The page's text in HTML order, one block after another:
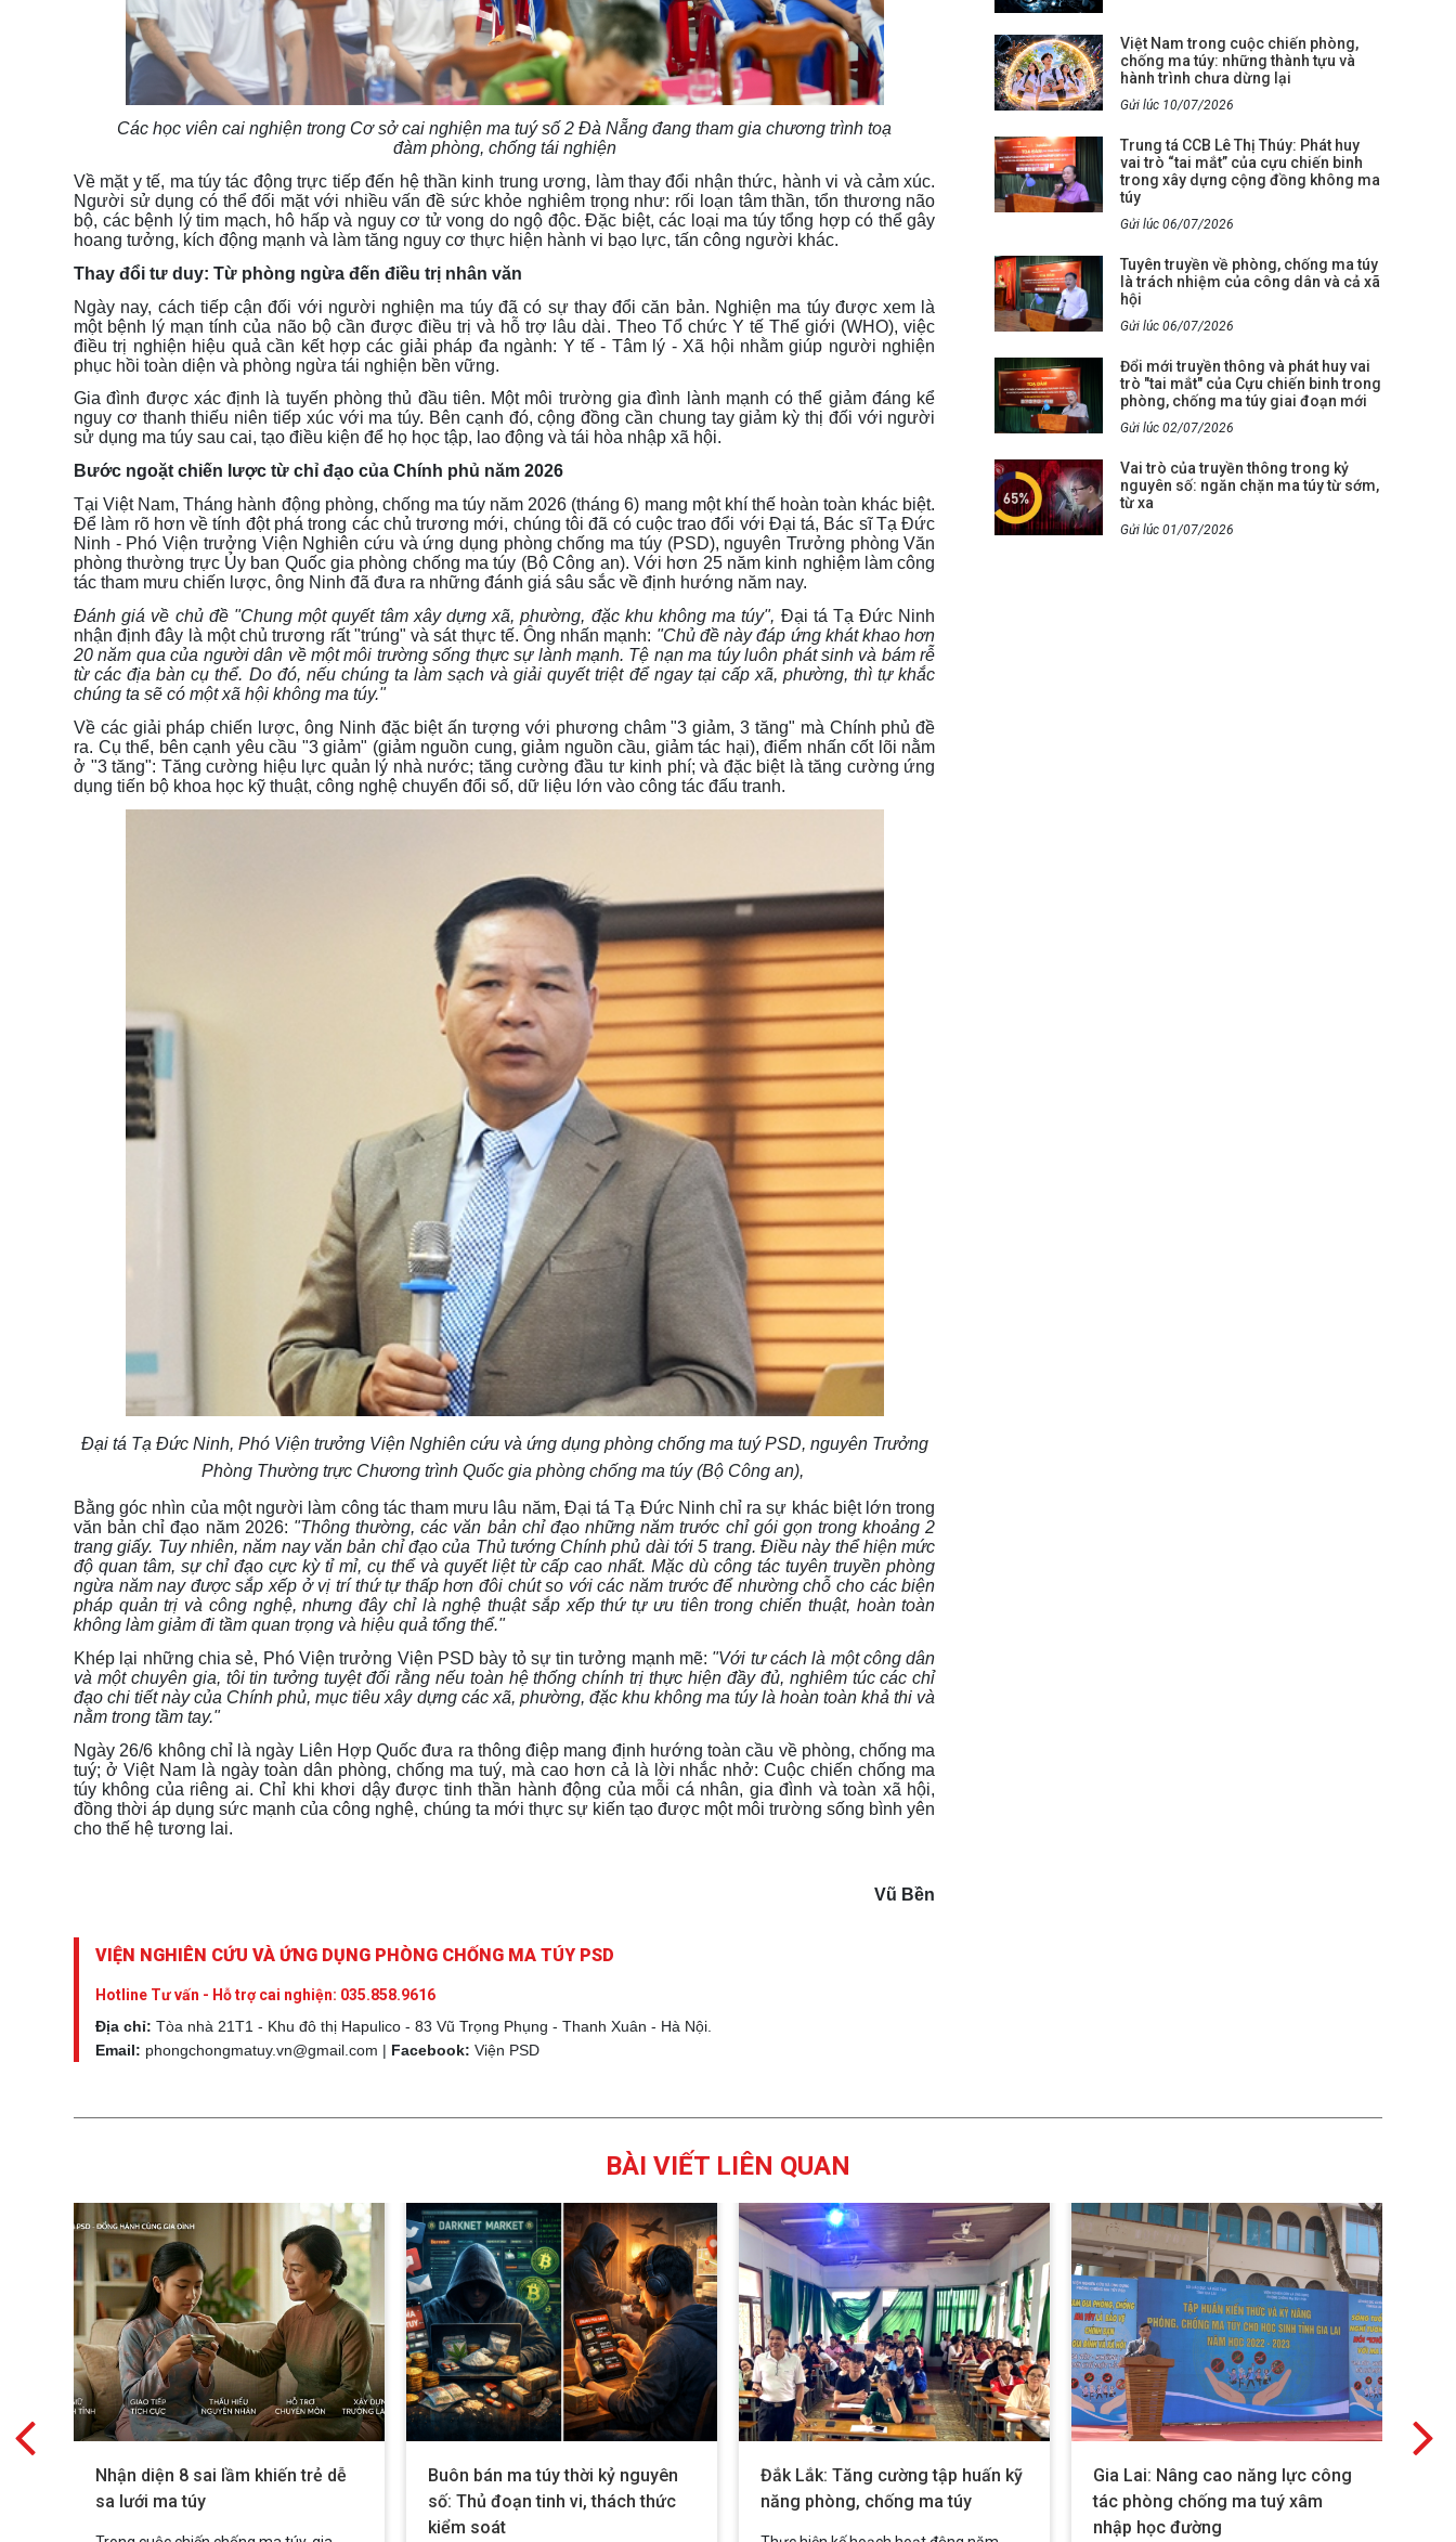
Các học viên cai nghiện trong Cơ sở cai nghiện ma tuý số 2 Đà Nẵng đang tham gia chương trình toạ
đàm phòng, chống tái nghiện
Về mặt y tế, ma túy tác động trực tiếp đến hệ thần kinh trung ương, làm thay đổi nhận thức, hành vi và cảm xúc.
Người sử dụng có thể đối mặt với nhiều vấn đề sức khỏe nghiêm trọng như: rối loạn tâm thần, tổn thương não
bộ, các bệnh lý tim mạch, hô hấp và nguy cơ tử vong do ngộ độc.Đặc biệt, các loại ma túy tổng hợp có thể gây
hoang tưởng, kích động mạnh và làm tăng nguy cơ thực hiện hành vi bạo lực, tấn công người khác.
Thay đổi tư duy: Từ phòng ngừa đến điều trị nhân văn
Ngày nay, cách tiếp cận đối với người nghiện ma túy đã có sự thay đổi căn bản. Nghiện ma túy được xem là
một bệnh lý mạn tính của não bộ cần được điều trị và hỗ trợ lâu dài. Theo Tổ chức Y tế Thế giới (WHO), việc
điều trị nghiện hiệu quả cần kết hợp các giải pháp đa ngành: Y tế - Tâm lý - Xã hội nhằm giúp người nghiện
phục hồi toàn diện và phòng ngừa tái nghiện bền vững.
Gia đình được xác định là tuyến phòng thủ đầu tiên. Một môi trường gia đình lành mạnh có thể giảm đáng kể
nguy cơ thanh thiếu niên tiếp xúc với ma túy. Bên cạnh đó, cộng đồng cần chung tay giảm kỳ thị đối với người
sử dụng ma túy sau cai, tạo điều kiện để họ học tập, lao động và tái hòa nhập xã hội.
Bước ngoặt chiến lược từ chỉ đạo của Chính phủ năm 2026
Tại Việt Nam, Tháng hành động phòng, chống ma túy năm 2026 (tháng 6) mang một khí thế hoàn toàn khác biệt.
Để làm rõ hơn về tính đột phá trong các chủ trương mới, chúng tôi đã có cuộc trao đổi với Đại tá, Bác sĩ Tạ Đức
Ninh - Phó Viện trưởng Viện Nghiên cứu và ứng dụng phòng chống ma túy (PSD), nguyên Trưởng phòng Văn
phòng thường trực Ủy ban Quốc gia phòng chống ma túy (Bộ Công an). Với hơn 25 năm kinh nghiệm làm công
tác tham mưu chiến lược, ông Ninh đã đưa ra những đánh giá sâu sắc về định hướng năm nay.
Đánh giá về chủ đề "Chung một quyết tâm xây dựng xã, phường, đặc khu không ma túy", Đại tá Tạ Đức Ninh
nhận định đây là một chủ trương rất "trúng" và sát thực tế. Ông nhấn mạnh: "Chủ đề này đáp ứng khát khao hơn
20 năm qua của người dân về một môi trường sống thực sự lành mạnh. Tệ nạn ma túy luôn phát sinh và bám rễ
từ các địa bàn cụ thể. Do đó, nếu chúng ta làm sạch và giải quyết triệt để ngay tại cấp xã, phường, thì tự khắc
chúng ta sẽ có một xã hội không ma túy."
Về các giải pháp chiến lược, ông Ninh đặc biệt ấn tượng với phương châm "3 giảm, 3 tăng" mà Chính phủ đề
ra. Cụ thể, bên cạnh yêu cầu "3 giảm" (giảm nguồn cung, giảm nguồn cầu, giảm tác hại), điểm nhấn cốt lõi nằm
ở "3 tăng": Tăng cường hiệu lực quản lý nhà nước; tăng cường đầu tư kinh phí; và đặc biệt là tăng cường ứng
dụng tiến bộ khoa học kỹ thuật, công nghệ chuyển đổi số, dữ liệu lớn vào công tác đấu tranh.
Đại tá Tạ Đức Ninh, Phó Viện trưởng Viện Nghiên cứu và ứng dụng phòng chống ma tuý PSD, nguyên Trưởng
Phòng Thường trực Chương trình Quốc gia phòng chống ma túy (Bộ Công an),
Bằng góc nhìn của một người làm công tác tham mưu lâu năm, Đại tá Tạ Đức Ninh chỉ ra sự khác biệt lớn trong
văn bản chỉ đạo năm 2026: "Thông thường, các văn bản chỉ đạo những năm trước chỉ gói gọn trong khoảng 2
trang giấy. Tuy nhiên, năm nay văn bản chỉ đạo của Thủ tướng Chính phủ dài tới 5 trang. Điều này thể hiện mức
độ quan tâm, sự chỉ đạo cực kỳ tỉ mỉ, cụ thể và quyết liệt từ cấp cao nhất. Mặc dù công tác tuyên truyền phòng
ngừa năm nay được sắp xếp ở vị trí thứ tự thấp hơn đôi chút so với các năm trước để nhường chỗ cho các biện
pháp quản trị và công nghệ, nhưng đây chỉ là nghệ thuật sắp xếp thứ tự ưu tiên trong chiến thuật, hoàn toàn
không làm giảm đi tầm quan trọng và hiệu quả tổng thể."
Khép lại những chia sẻ, Phó Viện trưởng Viện PSD bày tỏ sự tin tưởng mạnh mẽ: "Với tư cách là một công dân
và một chuyên gia, tôi tin tưởng tuyệt đối rằng nếu toàn hệ thống chính trị thực hiện đầy đủ, nghiêm túc các chỉ
đạo chi tiết này của Chính phủ, mục tiêu xây dựng các xã, phường, đặc khu không ma túy là hoàn toàn khả thi và
nằm trong tầm tay."
Ngày 26/6 không chỉ là ngày Liên Hợp Quốc đưa ra thông điệp mang định hướng toàn cầu về phòng, chống ma
tuý; ở Việt Nam là ngày toàn dân phòng, chống ma tuý, mà cao hơn cả là lời nhắc nhở: Cuộc chiến chống ma
túy không của riêng ai.Chỉ khi khơi dậy được tinh thần hành động của mỗi cá nhân, gia đình và toàn xã hội,
đồng thời áp dụng sức mạnh của công nghệ, chúng ta mới thực sự kiến tạo được một môi trường sống bình yên
cho thế hệ tương lai.
Vũ Bền
VIỆN NGHIÊN CỨU VÀ ỨNG DỤNG PHÒNG CHỐNG MA TÚY PSD
Hotline Tư vấn - Hỗ trợ cai nghiện: 035.858.9616
Địa chỉ: Tòa nhà 21T1 - Khu đô thị Hapulico - 83 Vũ Trọng Phụng - Thanh Xuân - Hà Nội.
Email: phongchongmatuy.vn@gmail.com | Facebook: Viện PSD
Việt Nam trong cuộc chiến phòng,
chống ma túy: những thành tựu và
hành trình chưa dừng lại
Gửi lúc 10/07/2026
Trung tá CCB Lê Thị Thúy: Phát huy
vai trò “tai mắt” của cựu chiến binh
trong xây dựng cộng đồng không ma
túy
Gửi lúc 06/07/2026
Tuyên truyền về phòng, chống ma túy
là trách nhiệm của công dân và cả xã
hội
Gửi lúc 06/07/2026
Đổi mới truyền thông và phát huy vai
trò "tai mắt" của Cựu chiến binh trong
phòng, chống ma túy giai đoạn mới
Gửi lúc 02/07/2026
Vai trò của truyền thông trong kỷ
nguyên số: ngăn chặn ma túy từ sớm,
từ xa
Gửi lúc 01/07/2026
BÀI VIẾT LIÊN QUAN
Nhận diện 8 sai lầm khiến trẻ dễ
sa lưới ma túy
Buôn bán ma túy thời kỷ nguyên
số: Thủ đoạn tinh vi, thách thức
kiểm soát
Đắk Lắk: Tăng cường tập huấn kỹ
năng phòng, chống ma túy
Gia Lai: Nâng cao năng lực công
tác phòng chống ma tuý xâm
nhập học đường